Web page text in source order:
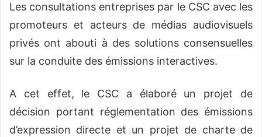
Les consultations entreprises par le CSC avec les
promoteurs et acteurs de médias audiovisuels
privés ont abouti à des solutions consensuelles
sur la conduite des émissions interactives.
A cet effet, le CSC a élaboré un projet de
décision portant réglementation des émissions
d’expression directe et un projet de charte de